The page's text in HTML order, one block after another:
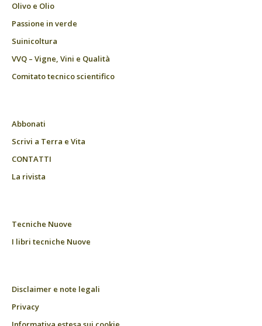
Olivo e Olio
Passione in verde
Suinicoltura
VVQ – Vigne, Vini e Qualità
Comitato tecnico scientifico
Abbonati
Scrivi a Terra e Vita
CONTATTI
La rivista
Tecniche Nuove
I libri tecniche Nuove
Disclaimer e note legali
Privacy